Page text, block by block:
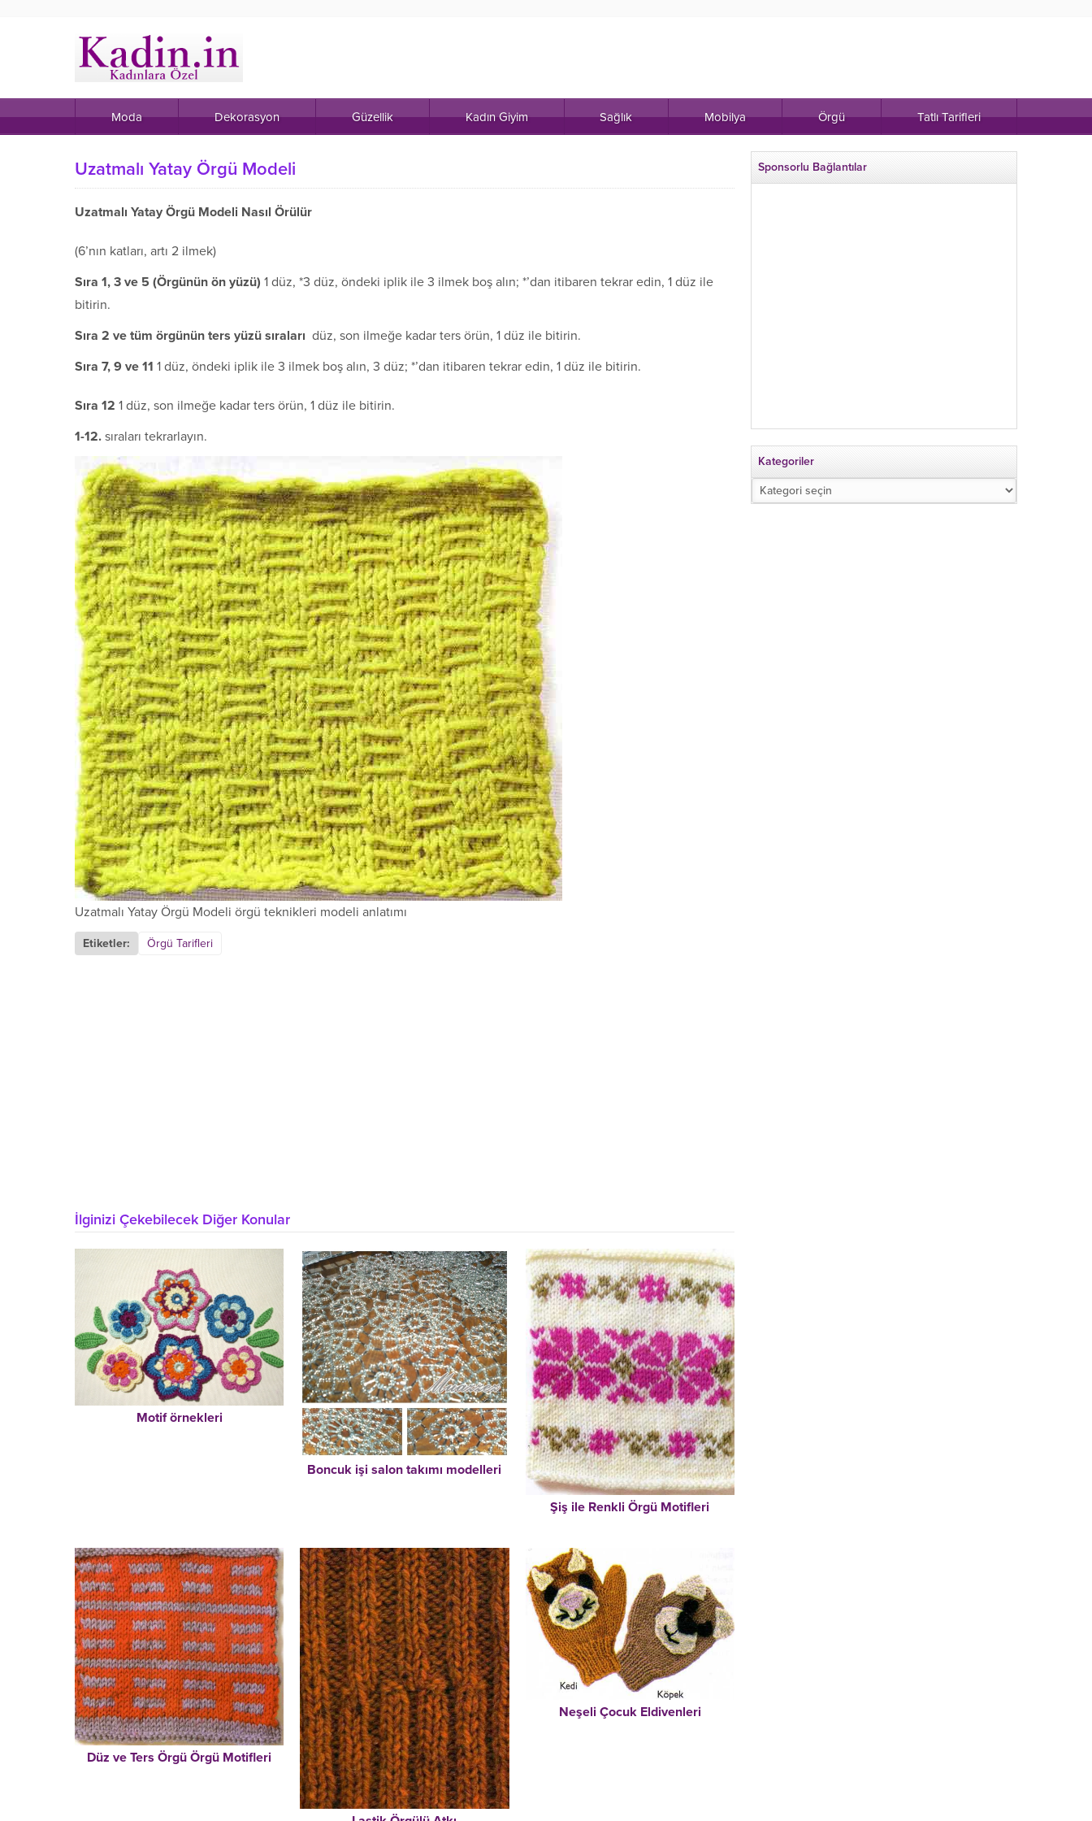
Moda Dekorasyon Güzellik Kadın Giyim Sağlık Mobilya Örgü Tatlı Tarifleri
Uzatmalı Yatay Örgü Modeli
Uzatmalı Yatay Örgü Modeli Nasıl Örülür
(6’nın katları, artı 2 ilmek)
Sıra 1, 3 ve 5 (Örgünün ön yüzü) 1 düz, *3 düz, öndeki iplik ile 3 ilmek boş alın; *’dan itibaren tekrar edin, 1 düz ile
bitirin.
Sıra 2 ve tüm örgünün ters yüzü sıraları düz, son ilmeğe kadar ters örün, 1 düz ile bitirin.
Sıra 7, 9 ve 11 1 düz, öndeki iplik ile 3 ilmek boş alın, 3 düz; *’dan itibaren tekrar edin, 1 düz ile bitirin.
Sıra 12 1 düz, son ilmeğe kadar ters örün, 1 düz ile bitirin.
1-12. sıraları tekrarlayın.
Uzatmalı Yatay Örgü Modeli örgü teknikleri modeli anlatımı
Etiketler: Örgü Tarifleri
İlginizi Çekebilecek Diğer Konular
Motif örnekleri
Boncuk işi salon takımı modelleri
Şiş ile Renkli Örgü Motifleri
Düz ve Ters Örgü Örgü Motifleri
Neşeli Çocuk Eldivenleri
Sponsorlu Bağlantılar
Kategoriler
Kategoriler